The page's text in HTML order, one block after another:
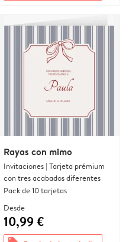
Rayas con mimo
Invitaciones | Tarjeta prémium
con tres acabados diferentes
Pack de 10 tarjetas
Desde
10,99 €